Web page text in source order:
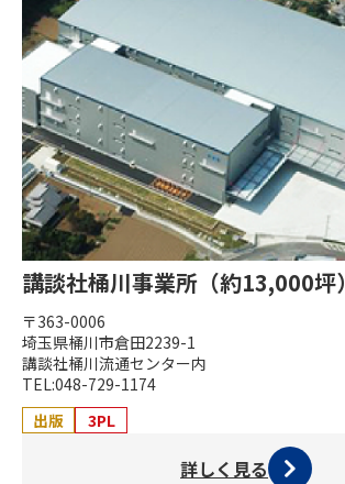
講談社桶川事業所（約13,000坪）
〒363-0006
埼玉県桶川市倉田2239-1
講談社桶川流通センター内
TEL:048-729-1174
出版
3PL
詳しく見る